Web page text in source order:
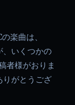
楽曲は、
いくつかの
者様がおりま
りがとうござ